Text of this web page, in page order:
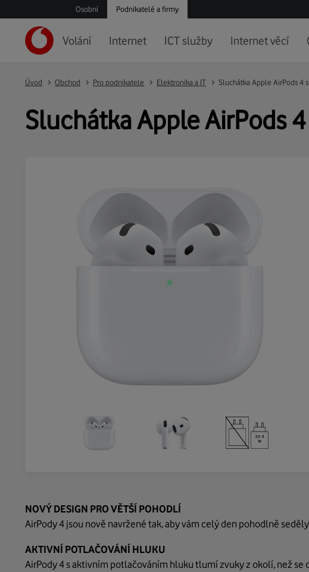
Osobní Podnikatelé a firmy
Volání Internet ICT služby Internet věcí
Úvod Obchod Pro podnikatele Elektronika a IT Sluchátka Apple AirPods
Sluchátka Apple AirPods
NOVÝ DESIGN PRO VĚTŠÍ POHODLÍ
AirPody 4 jsou nově navržené tak, aby vám celý den pohodlně
AKTIVNÍ POTLAČOVÁNÍ HLUKU
AirPody 4 s aktivním potlačováním hluku tlumí zvuky z okolí, než